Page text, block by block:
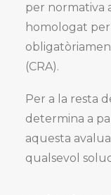
per normativa
homologat
(CRA).
Per a la resta
determina a
aquesta
qualsevol